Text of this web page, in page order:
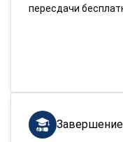
пересдачи